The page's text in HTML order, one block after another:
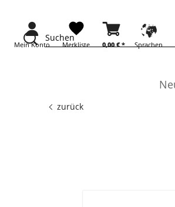
Suchen
Mein Konto 0,00 €*
Merkliste Sprachen
zurück